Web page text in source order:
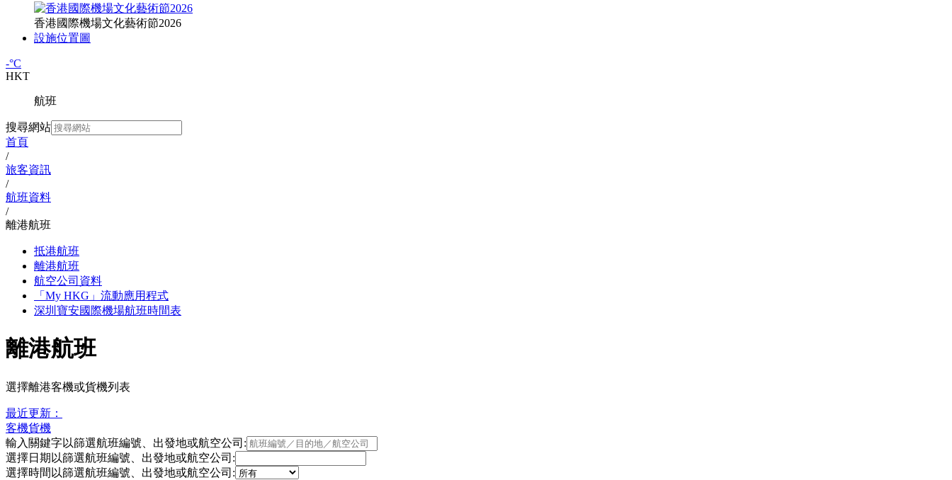
香港國際機場文化藝術節2026
設施位置圖
-°C
HKT
航班
搜尋網站
首頁
/
旅客資訊
/
航班資料
/
離港航班
抵港航班
離港航班
航空公司資料
「My HKG」流動應用程式
深圳寶安國際機場航班時間表
離港航班
選擇離港客機或貨機列表
最近更新：
客機貨機
輸入關鍵字以篩選航班編號、出發地或航空公司:
選擇日期以篩選航班編號、出發地或航空公司:
選擇時間以篩選航班編號、出發地或航空公司: